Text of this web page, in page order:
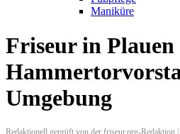
Maniküre
Friseur in Plauen
Umgebung
Redaktionell geprüft von der friseur.org-Redaktion